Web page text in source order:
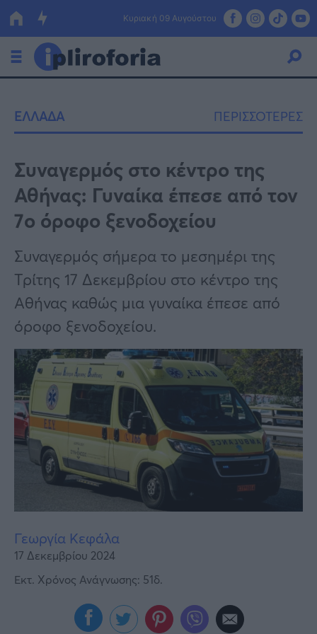
Κυριακή 09 Αυγούστου
Οικονομία
Πολιτική
Τράπεζες
Επιδοτήσεις
ΕΣΠΑ
Κόσμος
Lifestyle
Αθλητικά
Υγεία
Γυναίκα
Καιρός
ΕΛΛΑΔΑ ΠΕΡΙΣΣΟΤΕΡΕΣ
Συναγερμός στο κέντρο της
Αθήνας: Γυναίκα έπεσε από τον
7ο όροφο ξενοδοχείου
Συναγερμός σήμερα το μεσημέρι της
Τρίτης 17 Δεκεμβρίου στο κέντρο της
Αθήνας καθώς μια γυναίκα έπεσε από
όροφο ξενοδοχείου.
Γεωργία Κεφάλα
17 Δεκεμβρίου 2024
Εκτ. Χρόνος Ανάγνωσης: 51δ.